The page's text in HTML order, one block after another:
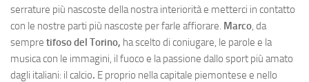
serrature più nascoste della nostra interiorità e metterci in contatto
con le nostre parti più nascoste per farle affiorare. Marco, da
sempre tifoso del Torino, ha scelto di coniugare, le parole e la
musica con le immagini, il fuoco e la passione dallo sport più amato
dagli italiani: il calcio. E proprio nella capitale piemontese e nello